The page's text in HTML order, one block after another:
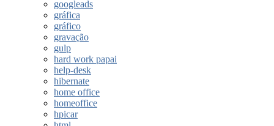
googleads
gráfica
gráfico
gravação
gulp
hard work papai
help-desk
hibernate
home office
homeoffice
hpicar